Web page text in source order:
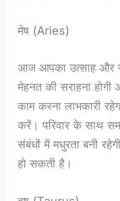
मेष (Aries)
आज आपका उत्साह और
मेहनत की सराहना होगी
काम करना लाभकारी
करें। परिवार के साथ
संबंधों में मधुरता बनी
हो सकती है।